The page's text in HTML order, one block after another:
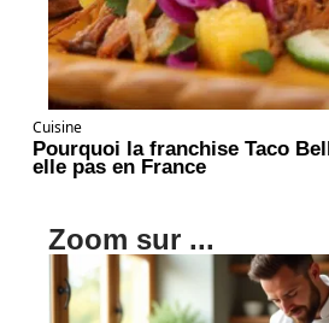
Cuisine
Pourquoi la franchise Taco
elle pas en France
Zoom sur ...